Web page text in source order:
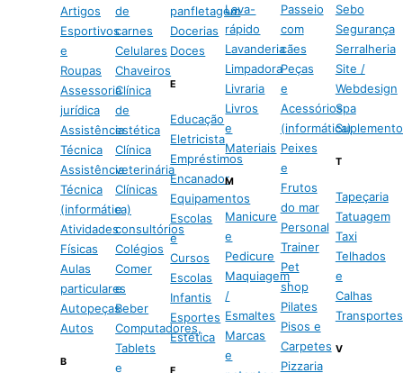
Artigos
Esportivos
e
Roupas
Assessoria
jurídica
Assistência
Técnica
Assistência
Técnica
(informática)
Atividades
Físicas
Aulas
particulares
Autopeças
Autos
B
de
carnes
Celulares
Chaveiros
Clínica
de
estética
Clínica
veterinária
Clínicas
e
consultórios
Colégios
Comer
e
Beber
Computadores,
Tablets
e
panfletagem
Docerias
Doces
E
Educação
Eletricista
Empréstimos
Encanador
Equipamentos
Escolas
e
Cursos
Escolas
Infantis
Esportes
Estética
Lava-
rápido
Lavanderia
Limpadora
Livraria
Livros
e
Materiais
M
Manicure
e
Pedicure
Maquiagem
/
Esmaltes
Marcas
e
Passeio
com
cães
Peças
e
Acessórios
(informática)
Peixes
e
Frutos
do mar
Personal
Trainer
Pet
shop
Pilates
Pisos e
Carpetes
Pizzaria
Sebo
Segurança
Serralheria
Site /
Webdesign
Spa
T
Tapeçaria
Tatuagem
Taxi
Telhados
e
Calhas
Transportes
V